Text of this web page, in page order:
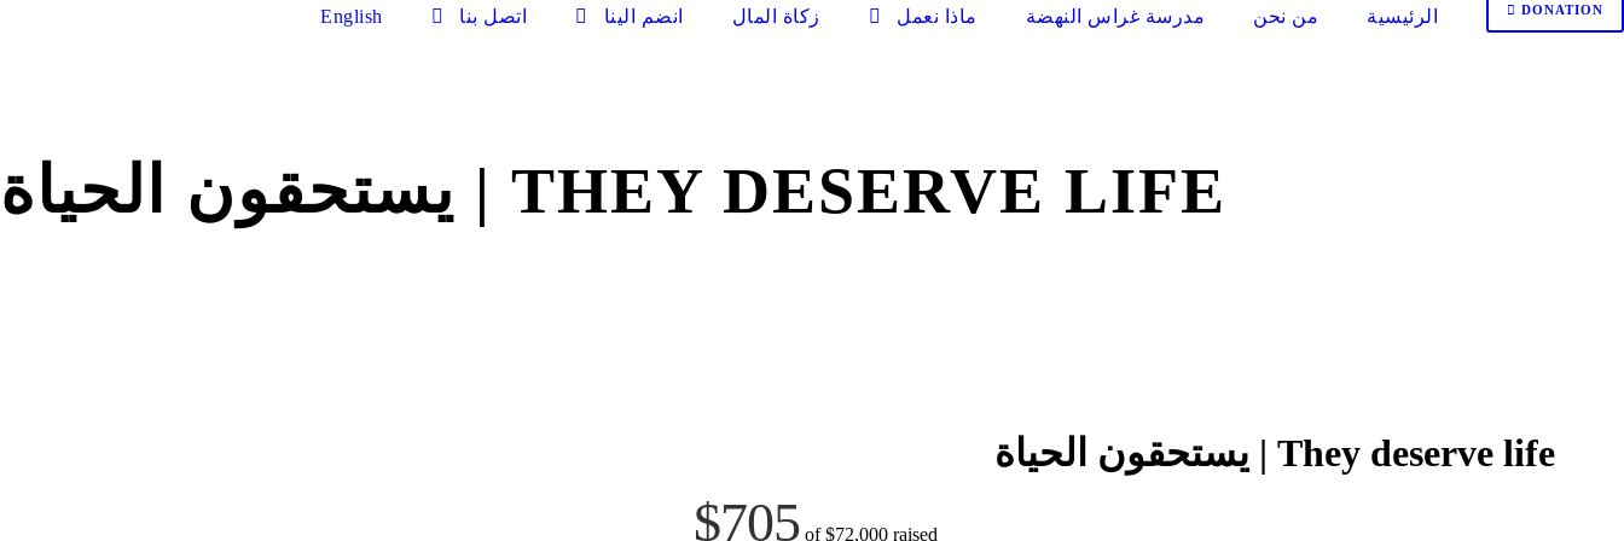
الرئيسية من نحن مدرسة غراس النهضة ماذا نعمل زكاة المال انضم الينا اتصل بنا English DONATION
THEY DESERVE LIFE | يستحقون الحياة
They deserve life | يستحقون الحياة
$705of$72,000raised